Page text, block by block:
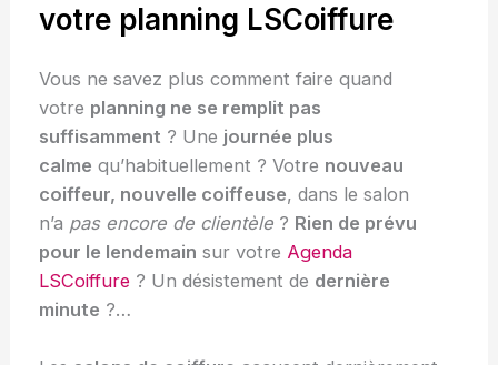
votre planning LSCoiffure
Vous ne savez plus comment faire quand
votre planning ne se remplit pas
suffisamment ? Une journée plus
calme qu’habituellement ? Votre nouveau
coiffeur, nouvelle coiffeuse, dans le salon
n’a pas encore de clientèle ? Rien de prévu
pour le lendemain sur votre Agenda
LSCoiffure ? Un désistement de dernière
minute ?…